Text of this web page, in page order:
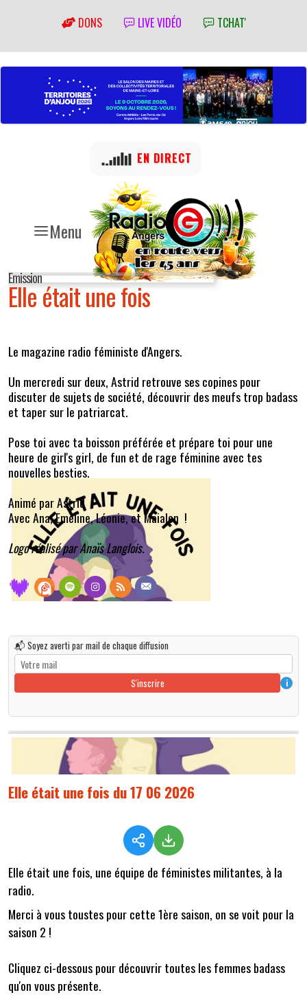
DONS LIVE VIDÉO TCHAT'
Menu
EN DIRECT
Emission
Elle était une fois
Le magazine radio féministe d'Angers.
Un mercredi sur deux, Astrid retrouve ses copines pour
discuter de sujets de société, découvrir des meufs trop badass
et taper sur le patriarcat.
Pose toi avec ta boisson préférée et prépare toi pour une
heure de girl's girl, de fun et de rage féminine avec tes
nouvelles besties.
Animé par Astrid
Avec Ana, Emeline, Léonie, et Maialen !
Logo réalisé par Anaïs Langlois.
📬 Soyez averti par mail de chaque diffusion
S'inscrire i
Elle était une fois du 17 06 2026
Elle était une fois, une équipe de féministes militantes, à la
radio.
Merci à vous toustes pour cette 1ère saison, on se voit pour la
saison 2 !
Cliquez ci-dessous pour découvrir toutes les femmes badass
qu'on vous présente.